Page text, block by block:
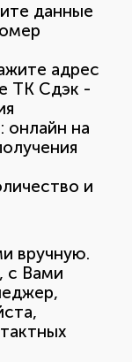
данные
адрес
ТК Сдэк -
онлайн на
и
вручную.
с Вами